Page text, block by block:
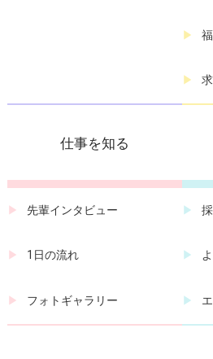
仕事を知る
先輩インタビュー
1日の流れ
フォトギャラリー